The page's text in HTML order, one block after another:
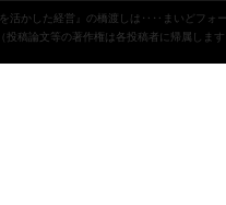
を活かした経営』の橋渡しは‥‥まいどフォ
投稿論文等の著作権は各投稿者に帰属しま